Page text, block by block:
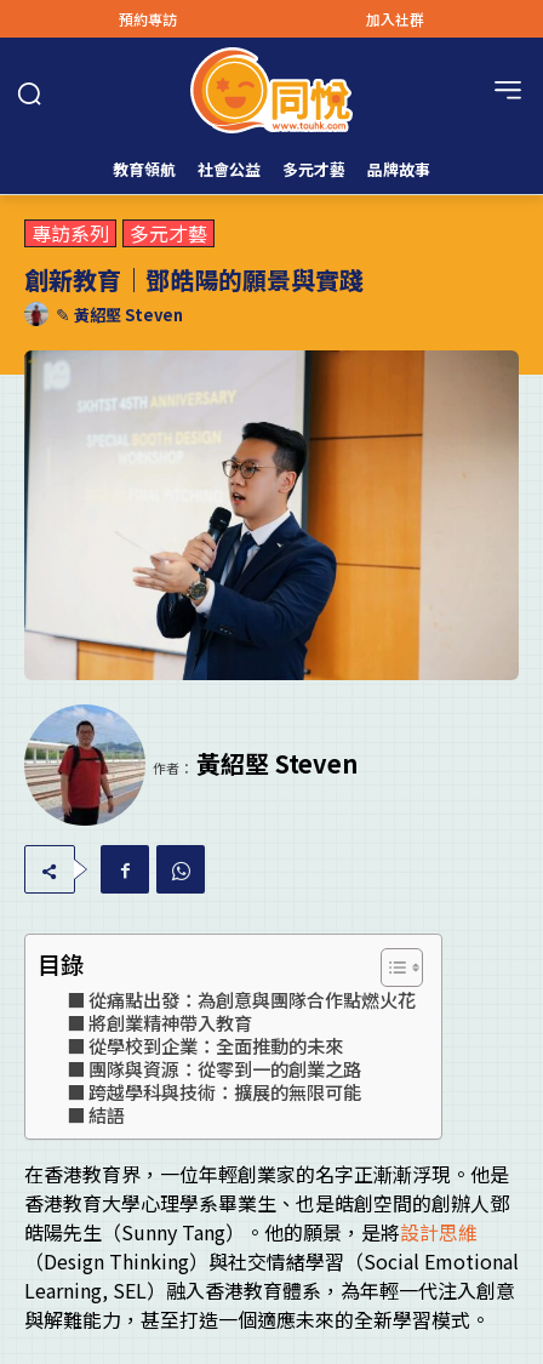
預約專訪 加入社群
教育領航 社會公益 多元才藝 品牌故事
專訪系列 多元才藝
創新教育｜鄧皓陽的願景與實踐
✎ 黃紹堅 Steven
作者： 黃紹堅 Steven
目錄
從痛點出發：為創意與團隊合作點燃火花
將創業精神帶入教育
從學校到企業：全面推動的未來
團隊與資源：從零到一的創業之路
跨越學科與技術：擴展的無限可能
結語
在香港教育界，一位年輕創業家的名字正漸漸浮現。他是
香港教育大學心理學系畢業生、也是皓創空間的創辦人鄧
皓陽先生（Sunny Tang）。他的願景，是將設計思維
（Design Thinking）與社交情緒學習（Social Emotional
Learning, SEL）融入香港教育體系，為年輕一代注入創意
與解難能力，甚至打造一個適應未來的全新學習模式。